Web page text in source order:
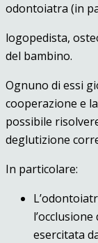
odontoiatra (in
logopedista,
del bambino.
Ognuno di essi
cooperazione e
possibile
deglutizione
In particolare:
esercitata